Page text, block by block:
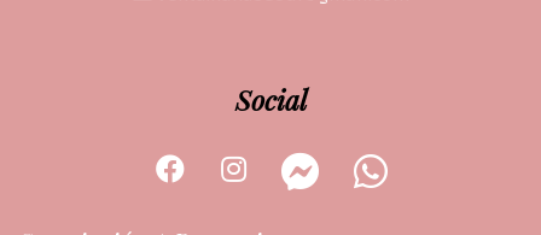
Social